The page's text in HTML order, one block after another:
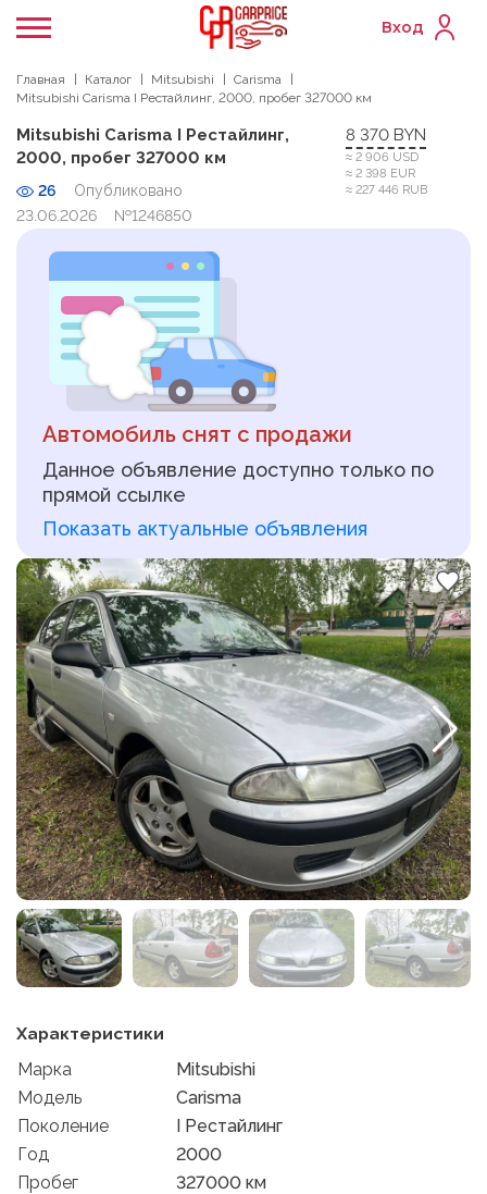
Вход
Главная Каталог Mitsubishi
Carisma
Mitsubishi Carisma I Рестайлинг, 2000, пробег 327000 км
Mitsubishi Carisma I Рестайлинг,
2000, пробег 327000 км
26
Опубликовано
23.06.2026
№1246850
8 370 BYN
≈ 2 906 USD
≈ 2 398 EUR
≈ 227 446 RUB
Автомобиль снят с продажи
Данное объявление доступно только по
прямой ссылке
Показать актуальные объявления
Характеристики
Марка
Mitsubishi
Модель
Carisma
Поколение
I Рестайлинг
Год
2000
Пробег
327000 км